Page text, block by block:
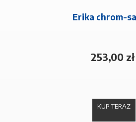
Erika chrom-
253,00 zł
KUP TERAZ